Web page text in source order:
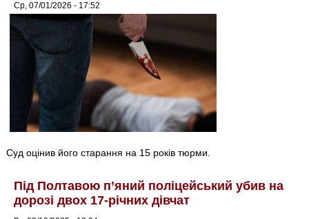
Ср, 07/01/2026 - 17:52
Суд оцінив його старання на 15 років тюрми.
Під Полтавою п’яний поліцейський убив на
дорозі двох 17-річних дівчат